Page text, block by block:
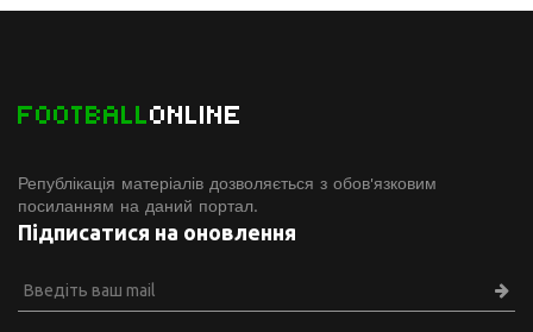
FOOTBALLONLINE
Републікація матеріалів дозволяється з обов'язковим
посиланням на даний портал.
Підписатися на оновлення